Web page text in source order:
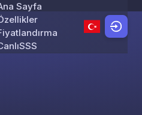
Skip to content
Sayfa
SSS